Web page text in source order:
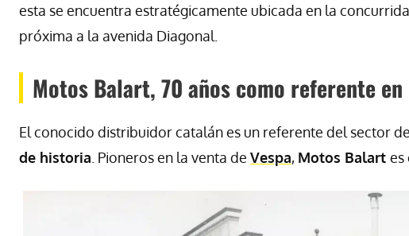
esta se encuentra estratégicamente ubicada en la
próxima a la avenida Diagonal.
Motos Balart, 70 años como referente
El conocido distribuidor catalán es un referente del sector
de historia . Pioneros en la venta de Vespa, Motos Balart es